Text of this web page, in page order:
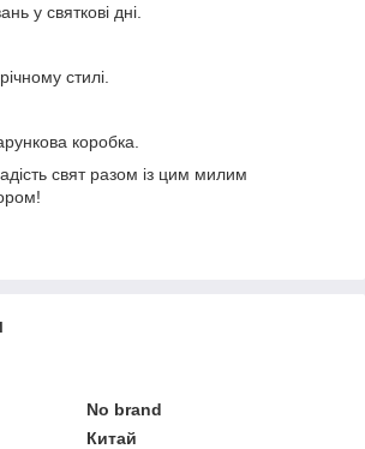
у святкові дні.
стилі.
коробка.
свят разом із цим милим
No brand
Китай